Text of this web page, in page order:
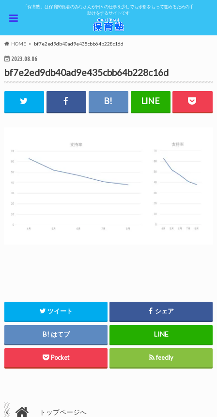
「保育塾」は保育関係者のみなさんが日々の仕事を少しでも余裕をもって進めるための手
助けをするサイトです
HOME bf7e2ed9db40ad9e435cbb64b228c16d
2023.08.06
bf7e2ed9db40ad9e435cbb64b228c16d
ツイート シェア
はてブ
Pocket feedly
トップページへ